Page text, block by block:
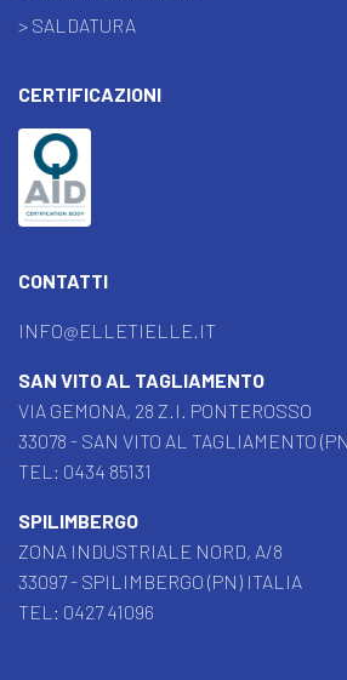
> SALDATURA
CERTIFICAZIONI
CONTATTI
INFO@ELLETIELLE.IT
SAN VITO AL TAGLIAMENTO
VIA GEMONA, 28 Z.I. PONTEROSSO
33078 - SAN VITO AL TAGLIAMENTO
TEL: 0434 85131
SPILIMBERGO
ZONA INDUSTRIALE NORD, A/8
33097 - SPILIMBERGO (PN) ITALIA
TEL: 0427 41096